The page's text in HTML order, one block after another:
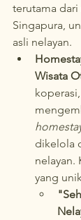
terutama
Singapura,
asli nelayan.
Wisata
dikelola
nelayan.
yang